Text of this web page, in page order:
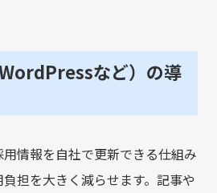
など）の導
情報を自社で更新できる仕組み
担を大きく減らせます。記事や